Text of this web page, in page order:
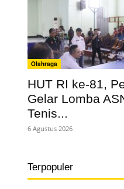
Olahraga
HUT RI ke-81,
Gelar Lomba
Tenis...
6 Agustus 2026
Terpopuler